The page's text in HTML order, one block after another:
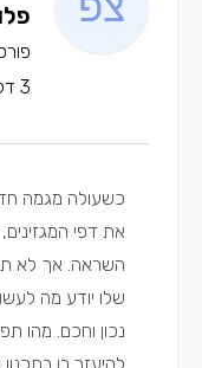
פורסם
3 דק' קריאה
כשעולה מגמה
את דפי
השראה. אך לא
שלו יודע מה
נכון וחכם. מהו